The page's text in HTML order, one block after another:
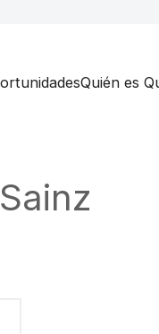
Quién es